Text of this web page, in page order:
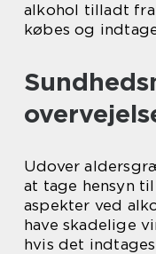
alkohol tilladt fra
købes og
Udover
at tage hensyn
aspekter ved
have skadelige
hvis det